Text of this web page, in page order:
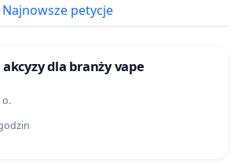
Najnowsze petycje
dla branży vape
o.